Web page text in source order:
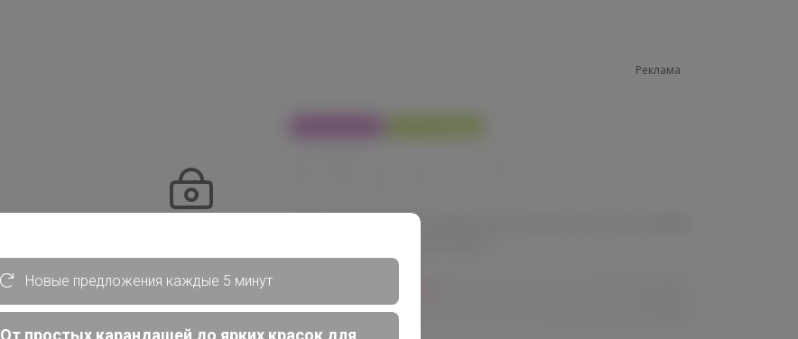
Реклама
Эксклюзивный товар, доступен для опытных
486 320,40р
Товар доступендля зарегистрированных,
опытных пользователей 24-ok.ru
Новые предложения каждые 5 минут
От простых карандашей до ярких красок для